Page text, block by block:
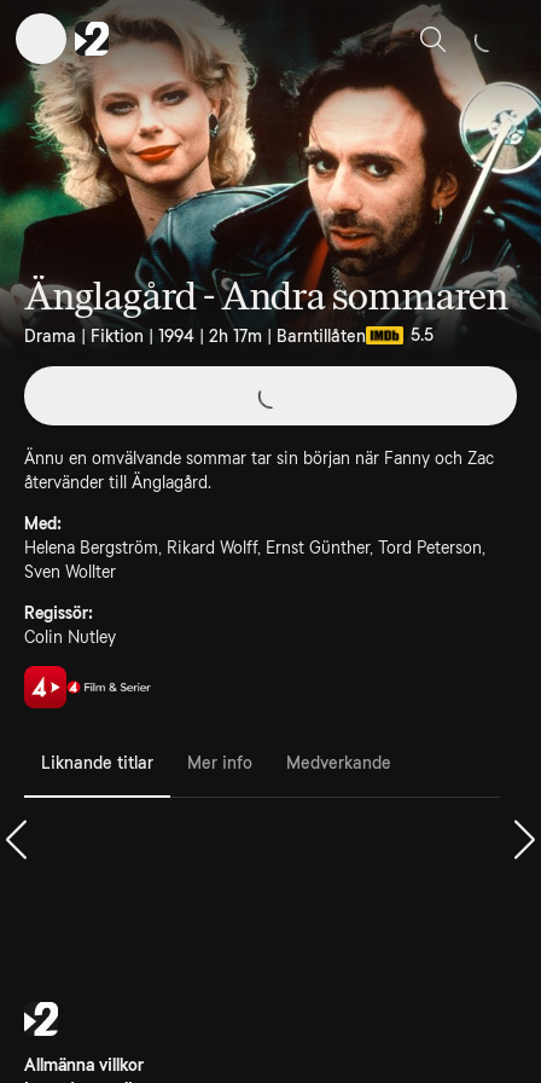
Sök
Änglagård - Andra sommaren
Drama | Fiktion | 1994 | 2h 17m | Barntillåten 5.5
Ännu en omvälvande sommar tar sin början när Fanny och Zac
återvänder till Änglagård.
Med:
Helena Bergström, Rikard Wolff, Ernst Günther, Tord Peterson,
Sven Wollter
Regissör:
Colin Nutley
Liknande titlar Mer info Medverkande
Allmänna villkor